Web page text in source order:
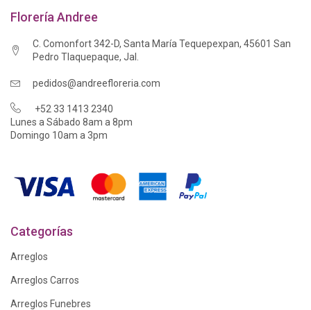
Florería Andree
C. Comonfort 342-D, Santa María Tequepexpan, 45601 San
Pedro Tlaquepaque, Jal.
pedidos@andreefloreria.com
+52 33 1413 2340
Lunes a Sábado 8am a 8pm
Domingo 10am a 3pm
Categorías
Arreglos
Arreglos Carros
Arreglos Funebres